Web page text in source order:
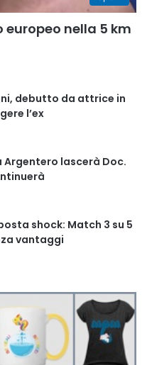
nella 5 km
debutto da attrice in
l’ex
Argentero lascerà Doc.
shock: Match 3 su 5
vantaggi